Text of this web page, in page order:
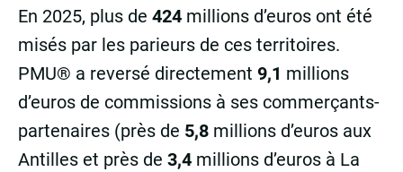
En 2025, plus de 424 millions d’euros ont été
misés par les parieurs de ces territoires.
PMU® a reversé directement 9,1 millions
d’euros de commissions à ses commerçants-
partenaires (près de 5,8 millions d’euros aux
Antilles et près de 3,4 millions d’euros à La